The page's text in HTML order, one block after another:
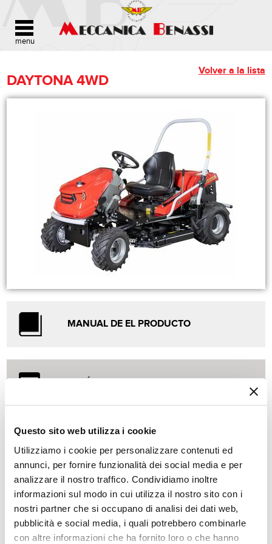
Questo sito web utilizza i cookie
Utilizziamo i cookie per personalizzare contenuti ed
annunci, per fornire funzionalità dei social media e per
analizzare il nostro traffico. Condividiamo inoltre
informazioni sul modo in cui utilizza il nostro sito con i
nostri partner che si occupano di analisi dei dati web,
pubblicità e social media, i quali potrebbero combinarle
con altre informazioni che ha fornito loro o che hanno
DAYTONA 4WD
Volver a la lista
MANUAL DE EL PRODUCTO
CATÁLOGO COMPLETO
MOTOR
ARRANQUE
Electrico
TRANSMISIÓN
Hydrostática